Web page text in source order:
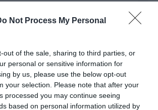
Not Process My Personal
out of the sale, sharing to third parties, or
personal or sensitive information for
by us, please use the below opt-out
your selection. Please note that after your
processed you may continue seeing
based on personal information utilized by
h 00 min
Au moins 6 vols par an, ça !
loin des 2 vols MC ( + 2 LC ) pour
sa vie, proposés par Jancovici… Pas
ça !!!!